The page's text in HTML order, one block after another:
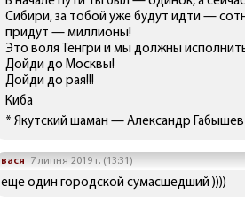
Сибири, за тобой уже будут идти —
придут — миллионы!
Это воля Тенгри и мы должны
Дойди до Москвы!
Дойди до рая!!!
Киба
* Якутский шаман — Александр Габышев
вася 7 липня 2019 г. (13:31)
еще один городской сумасшедший ))))